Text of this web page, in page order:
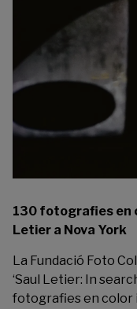
130 fotografies en
Letier a Nova York
La Fundació Foto
‘Saul Letier: In
fotografies en color